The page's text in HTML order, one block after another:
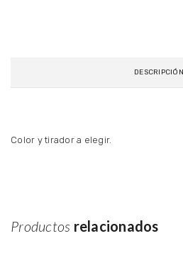
DESCRIPCIÓN
Color y tirador a elegir.
Productos relacionados